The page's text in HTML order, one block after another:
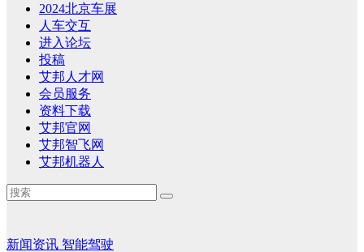
2024北京车展
人车交互
进入论坛
投稿
艾邦人才网
会员服务
资料下载
艾邦官网
艾邦智飞网
艾邦机器人
新闻资讯 智能驾驶